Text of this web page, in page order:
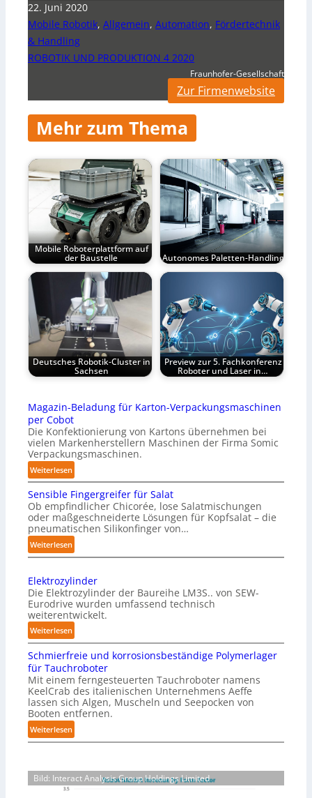
22. Juni 2020
Mobile Robotik, Allgemein, Automation, Fördertechnik
& Handling
ROBOTIK UND PRODUKTION 4 2020
Fraunhofer-Gesellschaft
Zur Firmenwebsite
Mehr zum Thema
Mobile Roboterplattform auf
der Baustelle Autonomes Paletten-Handling
Deutsches Robotik-Cluster in
Sachsen
Preview zur 5. Fachkonferenz
Roboter und Laser in…
Magazin-Beladung für Karton-Verpackungsmaschinen
per Cobot
Die Konfektionierung von Kartons übernehmen bei
vielen Markenherstellern Maschinen der Firma Somic
Verpackungsmaschinen.
Weiterlesen:
M
a
g
a
z
i
n
-
B
e
l
d
u
n
g
f
ü
r
K
t
o
Sensible Fingergreifer für Salat
Ob empfindlicher Chicorée, lose Salatmischungen
oder maßgeschneiderte Lösungen für Kopfsalat – die
pneumatischen Silikonfinger von…
Weiterlesen:
S
n
s
i
b
l
i
n
g
e
r
g
e
i
Elektrozylinder
Die Elektrozylinder der Baureihe LM3S.. von SEW-
Eurodrive wurden umfassend technisch
weiterentwickelt.
Weiterlesen:
E
l
e
k
t
r
o
z
i
n
Schmierfreie und korrosionsbeständige Polymerlager
für Tauchroboter
Mit einem ferngesteuerten Tauchroboter namens
KeelCrab des italienischen Unternehmens Aeffe
lassen sich Algen, Muscheln und Seepocken von
Booten entfernen.
Weiterlesen:
S
m
Bild: Interact Analysis Group Holdings Limited